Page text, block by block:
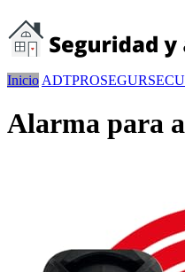
Inicio ADTPROSEGUR
Alarma para